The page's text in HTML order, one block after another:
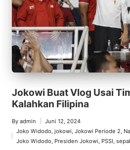
Jokowi Buat Vlog Usai
Kalahkan Filipina
Posted
by
By admin Juni 12, 2024
Posted
Joko Widodo ,jokowi ,Jokowi Periode 2
Joko Widodo Presiden Jokowi PSSI ,